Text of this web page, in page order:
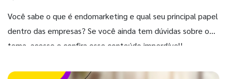
Você sabe o que é endomarketing e qual seu principal papel
dentro das empresas? Se você ainda tem dúvidas sobre o
tema, acesse e confira esse conteúdo imperdível!